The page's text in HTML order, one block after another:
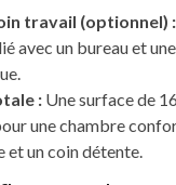
travail (optionnel) :
avec un bureau et
: Une surface de
une chambre
et un coin détente.